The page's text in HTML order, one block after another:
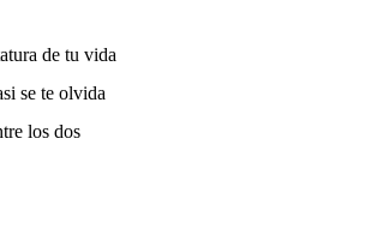
de tu vida
se te olvida
los dos